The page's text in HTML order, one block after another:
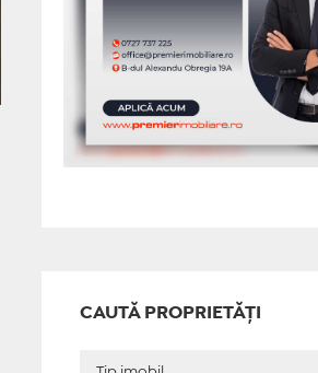
CAUTĂ PROPRIETĂȚI